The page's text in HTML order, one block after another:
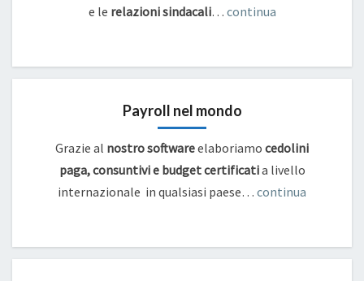
e le relazioni sindacali… continua
Payroll nel mondo
Grazie al nostro softwareelaboriamo cedolini
paga, consuntivi e budget certificatia livello
internazionale in qualsiasi paese… continua